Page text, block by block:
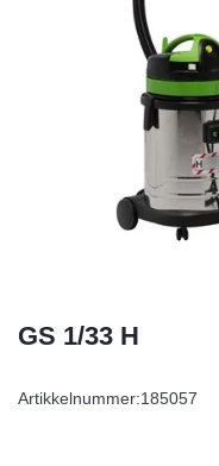
GS 1/33 H
Artikkelnummer:185057